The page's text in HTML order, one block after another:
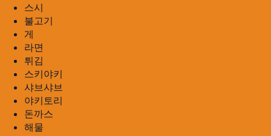
스시
불고기
게
라면
튀김
스키야키
샤브샤브
야키토리
돈까스
해물